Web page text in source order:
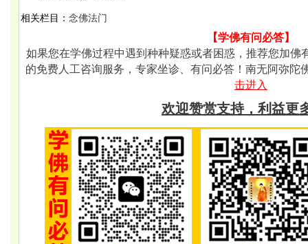
相关栏目： 念佛法门
【学佛有问必答】
如果您在学佛过程中遇到种种疑惑或者困惑，推荐您加
的免费人工咨询服务，专家坐诊、有问必答！南无阿弥陀
击进入
欢迎赞赏支持，利益更